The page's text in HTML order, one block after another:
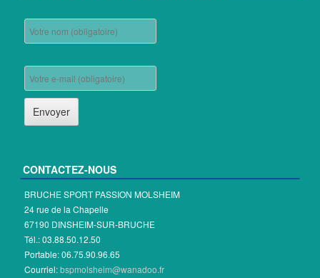
CONTACTEZ-NOUS
BRUCHE SPORT PASSION MOLSHEIM
24 rue de la Chapelle
67190 DINSHEIM-SUR-BRUCHE
Tél.: 03.88.50.12.50
Portable: 06.75.90.96.65
Courriel:bspmolsheim@wanadoo.fr